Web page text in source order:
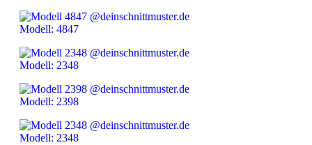
Modell: 4847
Modell: 2348
Modell: 2398
Modell: 2348